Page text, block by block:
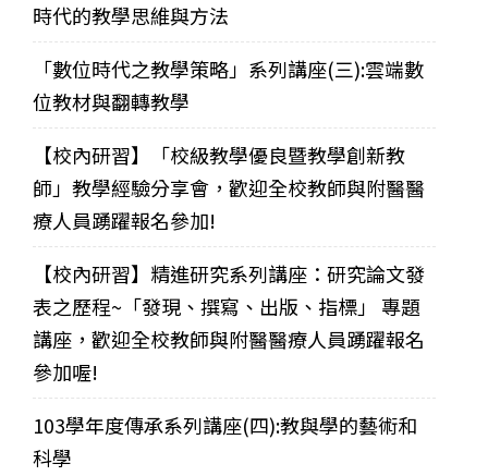
時代的教學思維與方法
「數位時代之教學策略」系列講座(三):雲端數
位教材與翻轉教學
【校內研習】「校級教學優良暨教學創新教
師」教學經驗分享會，歡迎全校教師與附醫醫
療人員踴躍報名參加!
【校內研習】精進研究系列講座：研究論文發
表之歷程~「發現、撰寫、出版、指標」 專題
講座，歡迎全校教師與附醫醫療人員踴躍報名
參加喔!
103學年度傳承系列講座(四):教與學的藝術和
科學